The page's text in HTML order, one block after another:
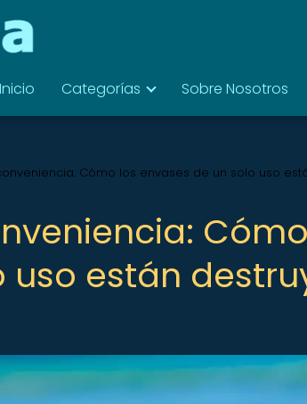
Inicio Categorías Sobre Nosotros
Cómo los envases de un solo uso
uso están